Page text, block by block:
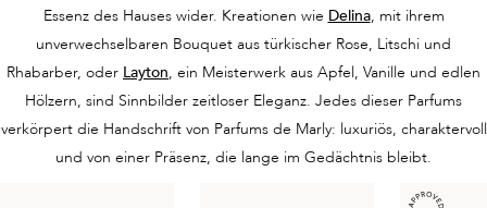
Essenz des Hauses wider. Kreationen wie Delina, mit ihrem
unverwechselbaren Bouquet aus türkischer Rose, Litschi und
Rhabarber, oder Layton, ein Meisterwerk aus Apfel, Vanille und edlen
Hölzern, sind Sinnbilder zeitloser Eleganz. Jedes dieser Parfums
verkörpert die Handschrift von Parfums de Marly: luxuriös, charaktervoll
und von einer Präsenz, die lange im Gedächtnis bleibt.